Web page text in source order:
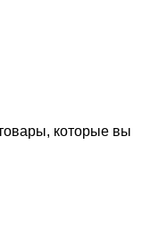
которые вы